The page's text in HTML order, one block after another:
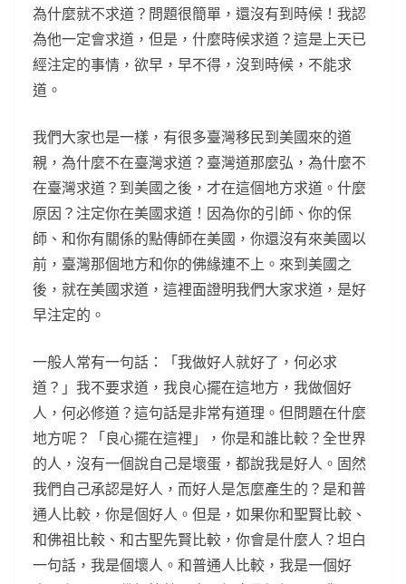
為什麼就不求道？問題很簡單，還沒有到時候！我認
為他一定會求道，但是，什麼時候求道？這是上天已
經注定的事情，欲早，早不得，沒到時候，不能求
道。
我們大家也是一樣，有很多臺灣移民到美國來的道
親，為什麼不在臺灣求道？臺灣道那麼弘，為什麼不
在臺灣求道？到美國之後，才在這個地方求道。什麼
原因？注定你在美國求道！因為你的引師、你的保
師、和你有關係的點傳師在美國，你還沒有來美國以
前，臺灣那個地方和你的佛緣連不上。來到美國之
後，就在美國求道，這裡面證明我們大家求道，是好
早注定的。
一般人常有一句話：「我做好人就好了，何必求
道？」我不要求道，我良心擺在這地方，我做個好
人，何必修道？這句話是非常有道理。但問題在什麼
地方呢？「良心擺在這裡」，你是和誰比較？全世界
的人，沒有一個說自己是壞蛋，都說我是好人。固然
我們自己承認是好人，而好人是怎麼產生的？是和普
通人比較，你是個好人。但是，如果你和聖賢比較、
和佛祖比較、和古聖先賢比較，你會是什麼人？坦白
一句話，我是個壞人。和普通人比較，我是一個好